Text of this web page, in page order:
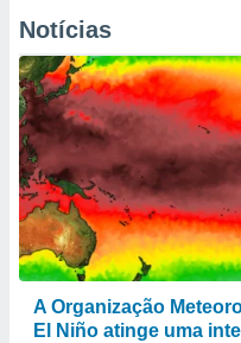
Notícias
A Organização
El Niño atinge uma